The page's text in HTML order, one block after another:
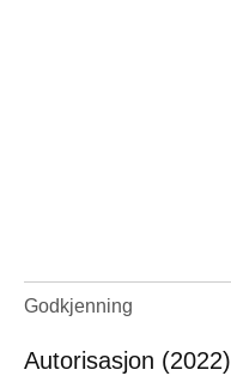
Godkjenning
Autorisasjon (2022)